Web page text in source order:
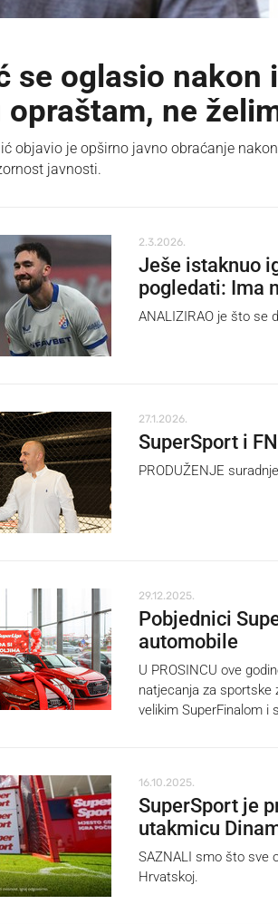
se oglasio
opraštam, ne
objavio je opširno javno obraćanje
javnosti.
2.3.2026.
Ješe istaknuo
pogledati: Ima
ANALIZIRAO je što se
27.1.2026.
SuperSport i
PRODUŽENJE
29.12.2025.
Pobjednici
automobile
U PROSINCU ove
natjecanja za sportske
velikim SuperFinalom i
16.10.2025.
SuperSport je
utakmicu
SAZNALI smo što sve
Hrvatskoj.